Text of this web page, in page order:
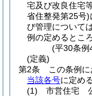
宅及び改良住宅
省住整発第25号)
び管理について
例の定めるとこ
(平30条例
(定義)
第2条
この条例に
当該各号に定め
(1)
市営住宅